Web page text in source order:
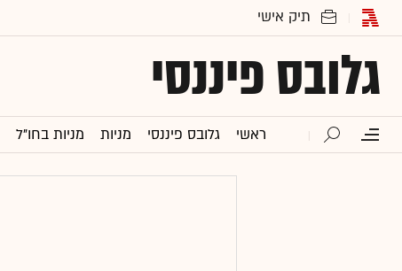
גלובס פיננסי
ראשי גלובס פיננסי מניות מניות בחו"ל